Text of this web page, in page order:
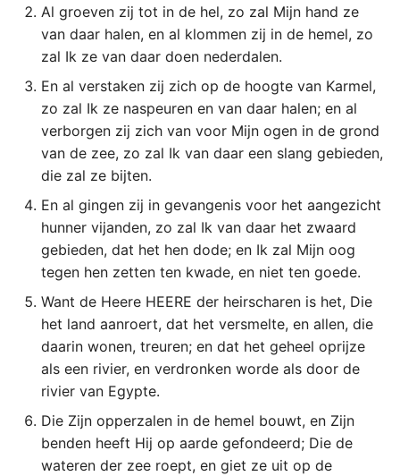
Romeinen
1 Korinthe
2 Korinthe
Galaten
Éfeze
Filipenzen
Kolossenzen
1 Thessalonicenzen
2 Thessalonicenzen
1 Timótheüs
2 Timótheüs
Al groeven zij tot in de hel, zo zal Mijn hand ze
van daar halen, en al klommen zij in de hemel, zo
zal Ik ze van daar doen nederdalen.
En al verstaken zij zich op de hoogte van Karmel,
zo zal Ik ze naspeuren en van daar halen; en al
verborgen zij zich van voor Mijn ogen in de grond
van de zee, zo zal Ik van daar een slang gebieden,
die zal ze bijten.
En al gingen zij in gevangenis voor het aangezicht
hunner vijanden, zo zal Ik van daar het zwaard
gebieden, dat het hen dode; en Ik zal Mijn oog
tegen hen zetten ten kwade, en niet ten goede.
Want de Heere HEERE der heirscharen is het, Die
het land aanroert, dat het versmelte, en allen, die
daarin wonen, treuren; en dat het geheel oprijze
als een rivier, en verdronken worde als door de
rivier van Egypte.
Die Zijn opperzalen in de hemel bouwt, en Zijn
benden heeft Hij op aarde gefondeerd; Die de
wateren der zee roept, en giet ze uit op de